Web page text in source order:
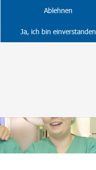
Ablehnen
Ja, ich bin einverstanden